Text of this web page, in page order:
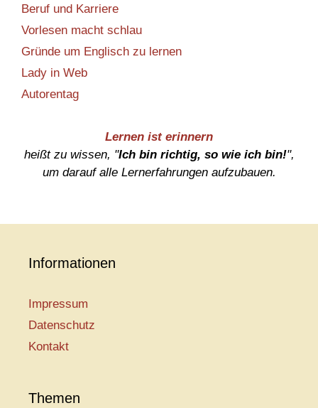
Beruf und Karriere
Vorlesen macht schlau
Gründe um Englisch zu lernen
Lady in Web
Autorentag
Lernen ist erinnern
heißt zu wissen, "Ich bin richtig, so wie ich bin!",
um darauf alle Lernerfahrungen aufzubauen.
Informationen
Impressum
Datenschutz
Kontakt
Themen